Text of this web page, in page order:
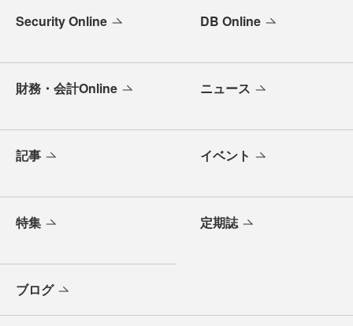
Security Online DB Online
財務・会計Online ニュース
記事 イベント
特集 定期誌
ブログ